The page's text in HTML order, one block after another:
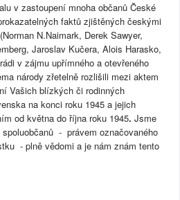
v zastoupení mnoha občanů České
faktů zjištěných českými
N.Naimark, Derek Sawyer,
Jaroslav Kučera, Alois Harasko,
v zájmu upřímného a otevřeného
národy zřetelně rozlišili mezi aktem
Vašich blízkých či rodinných
na konci roku 1945 a jejich
od května do října roku 1945. Jsme
- právem označovaného
- plně vědomi a je nám znám tento